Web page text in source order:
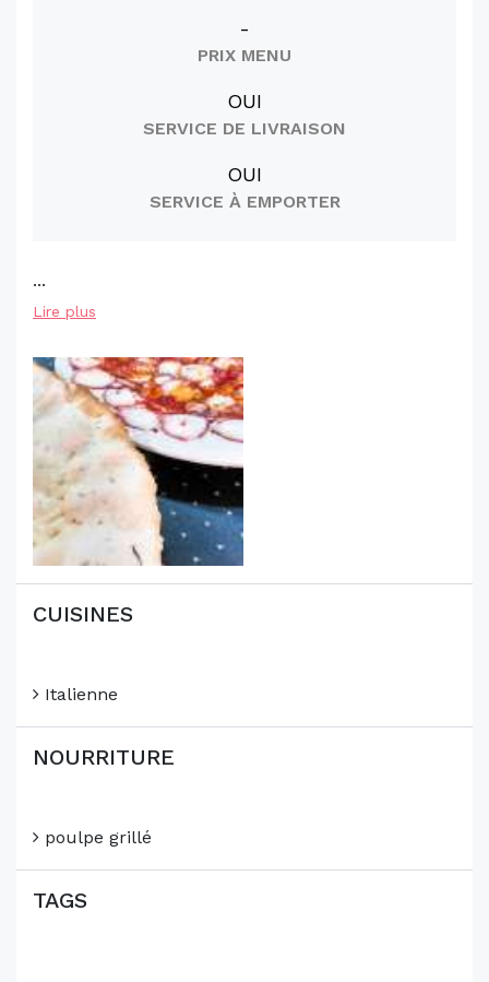
-
PRIX MENU
OUI
SERVICE DE LIVRAISON
OUI
SERVICE À EMPORTER
...
Lire plus
CUISINES
Italienne
NOURRITURE
poulpe grillé
TAGS